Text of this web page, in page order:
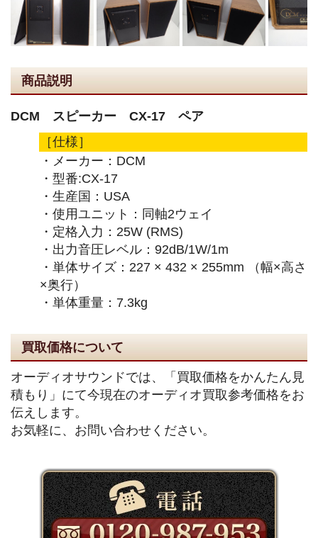
商品説明
DCM スピーカー CX-17 ペア
［仕様］
・メーカー：DCM
・型番:CX-17
・生産国：USA
・使用ユニット：同軸2ウェイ
・定格入力：25W (RMS)
・出力音圧レベル：92dB/1W/1m
・単体サイズ：227 × 432 × 255mm （幅×高さ
×奥行）
・単体重量：7.3kg
買取価格について
オーディオサウンドでは、「買取価格をかんたん見
積もり」にて今現在のオーディオ買取参考価格をお
伝えします。
お気軽に、お問い合わせください。